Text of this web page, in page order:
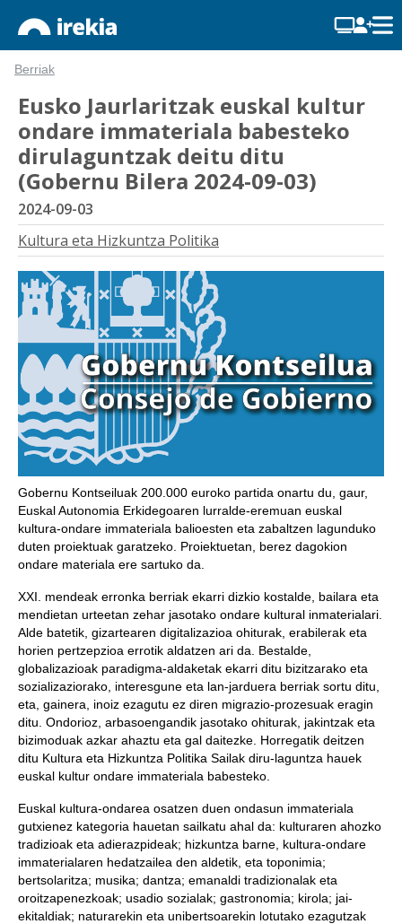
Berriak
Eusko Jaurlaritzak euskal kultur
ondare immateriala babesteko
dirulaguntzak deitu ditu
(Gobernu Bilera 2024-09-03)
2024-09-03
Kultura eta Hizkuntza Politika
Gobernu Kontseiluak 200.000 euroko partida onartu du, gaur,
Euskal Autonomia Erkidegoaren lurralde-eremuan euskal
kultura-ondare immateriala balioesten eta zabaltzen lagunduko
duten proiektuak garatzeko. Proiektuetan, berez dagokion
ondare materiala ere sartuko da.
XXI. mendeak erronka berriak ekarri dizkio kostalde, bailara eta
mendietan urteetan zehar jasotako ondare kultural inmaterialari.
Alde batetik, gizartearen digitalizazioa ohiturak, erabilerak eta
horien pertzepzioa errotik aldatzen ari da. Bestalde,
globalizazioak paradigma-aldaketak ekarri ditu bizitzarako eta
sozializaziorako, interesgune eta lan-jarduera berriak sortu ditu,
eta, gainera, inoiz ezagutu ez diren migrazio-prozesuak eragin
ditu. Ondorioz, arbasoengandik jasotako ohiturak, jakintzak eta
bizimoduak azkar ahaztu eta gal daitezke. Horregatik deitzen
ditu Kultura eta Hizkuntza Politika Sailak diru-laguntza hauek
euskal kultur ondare immateriala babesteko.
Euskal kultura-ondarea osatzen duen ondasun immateriala
gutxienez kategoria hauetan sailkatu ahal da: kulturaren ahozko
tradizioak eta adierazpideak; hizkuntza barne, kultura-ondare
immaterialaren hedatzailea den aldetik, eta toponimia;
bertsolaritza; musika; dantza; emanaldi tradizionalak eta
oroitzapenezkoak; usadio sozialak; gastronomia; kirola; jai-
ekitaldiak; naturarekin eta unibertsoarekin lotutako ezagutzak